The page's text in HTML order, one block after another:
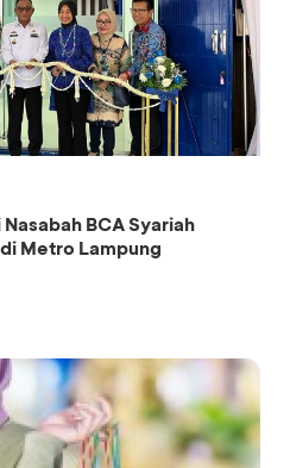
BCA Syariah
Metro Lampung